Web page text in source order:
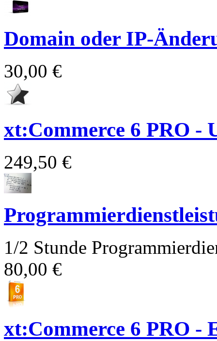
Domain oder IP-
30,00 €
xt:Commerce 6 PRO -
249,50 €
1/2 Stunde
80,00 €
xt:Commerce 6 PRO -